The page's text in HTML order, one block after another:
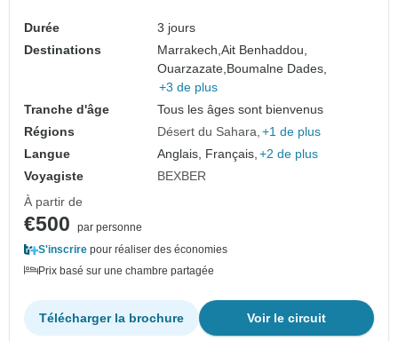
Durée
3 jours
Destinations
Marrakech,Ait Benhaddou,
Ouarzazate,Boumalne Dades,
+3 de plus
Tranche d'âge
Tous les âges sont bienvenus
Régions
Désert du Sahara +1 de plus
Langue
Anglais, Français, +2 de plus
Voyagiste
BEXBER
À partir de
€500
par personne
S'inscrire pour réaliser des économies
Prix basé sur une chambre partagée
Voir le circuit
Télécharger la brochure